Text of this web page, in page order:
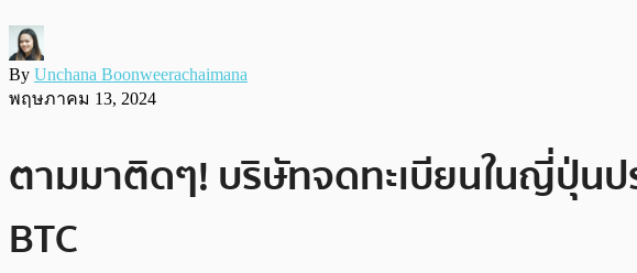
By Unchana Boonweerachaimana
พฤษภาคม 13, 2024
ตามมาติดๆ! บริษัทจดทะเบียนในญี่ปุ่น
BTC